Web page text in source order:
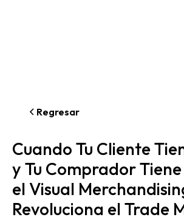
Regresar
Cuando Tu Cliente
y Tu Comprador
el Visual
Revoluciona el Trade